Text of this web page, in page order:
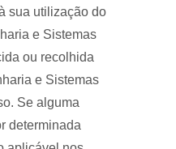
sua utilização do
e Sistemas
ou recolhida
e Sistemas
Se alguma
determinada